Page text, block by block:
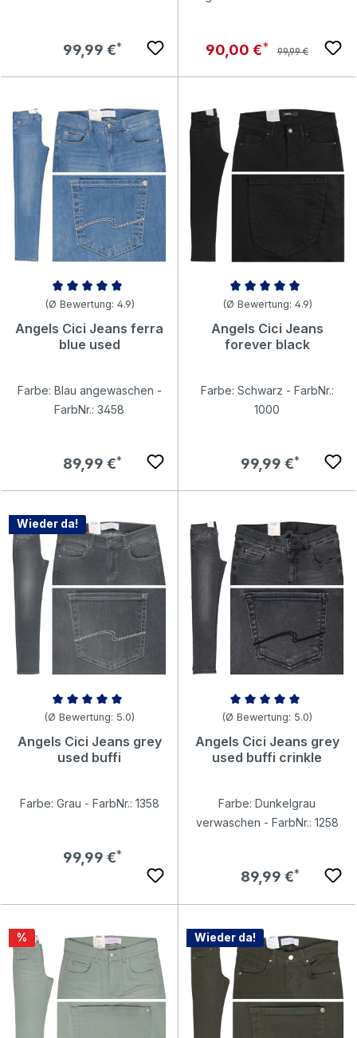
Regulärer Preis:
99,99 € Verkaufspreis:
90,00 € Regulärer Preis:
99,99 €
Durchschnittliche Bewertung von 4.93 von 5 Sternen
(Ø Bewertung: 4.9)
Angels Cici Jeans ferra
blue used
Farbe: Blau angewaschen -
FarbNr.: 3458
Regulärer Preis:
89,99 €
Durchschnittliche Bewertung
(Ø Bewertung: 4.9)
Angels Cici Jeans
forever black
Farbe: Schwarz - FarbNr.:
1000
Regulärer Preis:
99,99 €
Wieder da!
Durchschnittliche Bewertung von 5 von 5 Sternen
(Ø Bewertung: 5.0)
Angels Cici Jeans grey
used buffi
Farbe: Grau - FarbNr.: 1358
Regulärer Preis:
99,99 €
Durchschnittliche Bewertung
(Ø Bewertung: 5.0)
Angels Cici Jeans grey
used buffi crinkle
Farbe: Dunkelgrau
verwaschen - FarbNr.: 1258
Regulärer Preis:
89,99 €
Rabatt
% Wieder da!